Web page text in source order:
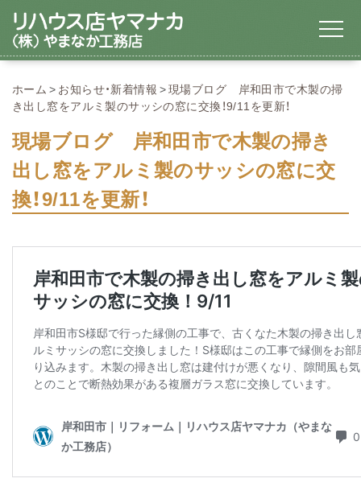
ホーム お知らせ・新着情報
現場ブログ 岸和田市で木製の掃
き出し窓をアルミ製のサッシの窓に交換！9/11を更新！
現場ブログ 岸和田市で木製の掃き
出し窓をアルミ製のサッシの窓に交
換！9/11を更新！